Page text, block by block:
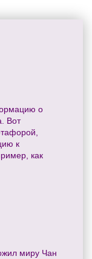
о
Вот
к
как
миру Чан